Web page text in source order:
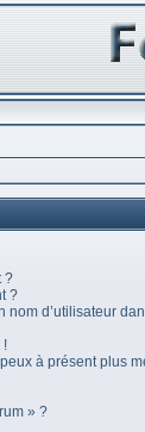
?
?
nom d’utilisateur
!
à présent plus
» ?